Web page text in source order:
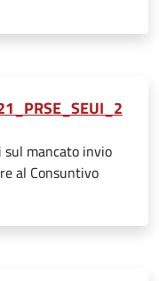
sul mancato invio
al Consuntivo